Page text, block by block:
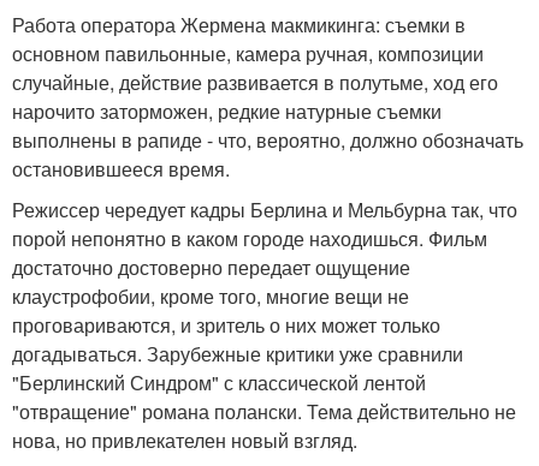
Работа оператора Жермена макмикинга: съемки в
основном павильонные, камера ручная, композиции
случайные, действие развивается в полутьме, ход его
нарочито заторможен, редкие натурные съемки
выполнены в рапиде - что, вероятно, должно обозначать
остановившееся время.
Режиссер чередует кадры Берлина и Мельбурна так, что
порой непонятно в каком городе находишься. Фильм
достаточно достоверно передает ощущение
клаустрофобии, кроме того, многие вещи не
проговариваются, и зритель о них может только
догадываться. Зарубежные критики уже сравнили
"Берлинский Синдром" с классической лентой
"отвращение" романа полански. Тема действительно не
нова, но привлекателен новый взгляд.